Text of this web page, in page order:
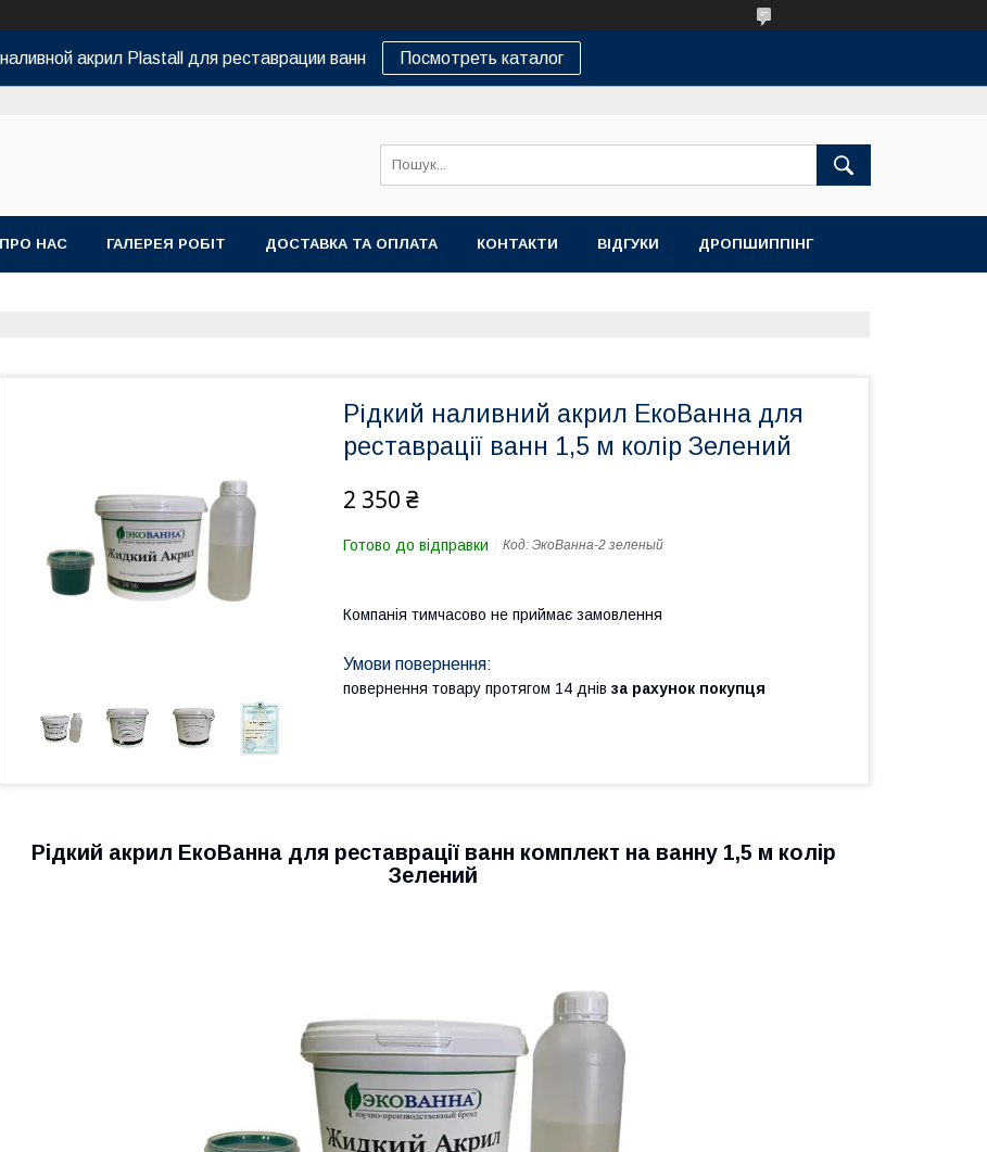
акрил Plastall для реставрации ванн Посмотреть каталог
ПРО НАС ГАЛЕРЕЯ РОБІТ ДОСТАВКА ТА ОПЛАТА КОНТАКТИ ВІДГУКИ ДРОПШИППІНГ
Рідкий наливний акрил ЕкоВанна для
реставрації ванн 1,5 м колір Зелений
2 350 ₴
Готово до відправки Код: ЭкоВанна-2 зеленый
Компанія тимчасово не приймає замовлення
повернення товару протягом 14 днів за рахунок покупця
Рідкий акрил ЕкоВанна для реставрації ванн комплект на ванну 1,5 м колір
Зелений